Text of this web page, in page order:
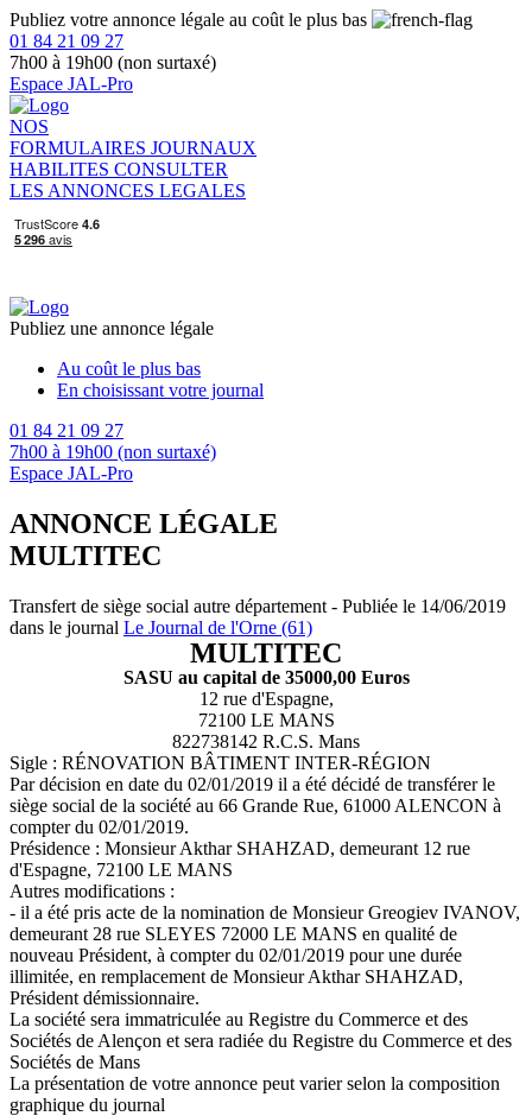
Publiez votre annonce légale au coût le plus bas
01 84 21 09 27
7h00 à 19h00 (non surtaxé)
Espace JAL-Pro
NOS
FORMULAIRES JOURNAUX
HABILITES CONSULTER
LES ANNONCES LEGALES
Publiez une annonce légale
Au coût le plus bas
En choisissant votre journal
01 84 21 09 27
7h00 à 19h00 (non surtaxé)
Espace JAL-Pro
ANNONCE LÉGALE
MULTITEC
Transfert de siège social autre département - Publiée le 14/06/2019
dans le journal Le Journal de l'Orne (61)
MULTITEC
SASU au capital de 35000,00 Euros
12 rue d'Espagne,
72100 LE MANS
822738142 R.C.S. Mans
Sigle : RÉNOVATION BÂTIMENT INTER-RÉGION
Par décision en date du 02/01/2019 il a été décidé de transférer le
siège social de la société au 66 Grande Rue, 61000 ALENCON à
compter du 02/01/2019.
Présidence : Monsieur Akthar SHAHZAD, demeurant 12 rue
d'Espagne, 72100 LE MANS
Autres modifications :
- il a été pris acte de la nomination de Monsieur Greogiev IVANOV,
demeurant 28 rue SLEYES 72000 LE MANS en qualité de
nouveau Président, à compter du 02/01/2019 pour une durée
illimitée, en remplacement de Monsieur Akthar SHAHZAD,
Président démissionnaire.
La société sera immatriculée au Registre du Commerce et des
Sociétés de Alençon et sera radiée du Registre du Commerce et des
Sociétés de Mans
La présentation de votre annonce peut varier selon la composition
graphique du journal